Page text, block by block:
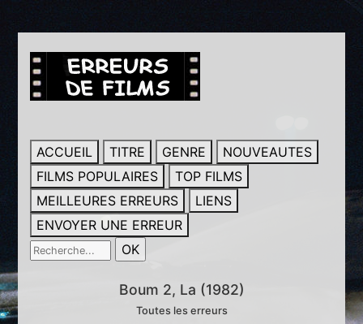
ACCUEIL TITRE GENRE
NOUVEAUTES
FILMS POPULAIRES
TOP FILMS
MEILLEURES ERREURS
LIENS
ENVOYER UNE ERREUR
Boum 2, La (1982)
Toutes les erreurs